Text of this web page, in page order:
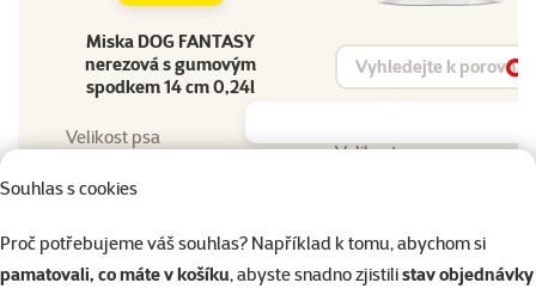
Souhlas s cookies
Proč potřebujeme váš souhlas? Například k tomu, abychom si
pamatovali, co máte v košíku, abyste snadno zjistilistav objednávky
Miska DOG FANTASY
nerezová s gumovým
spodkem 14 cm 0,24l
Vyhledat produkt
Velikost psa
Velikost psa
Objem
240 ml
Materiál
Materiál